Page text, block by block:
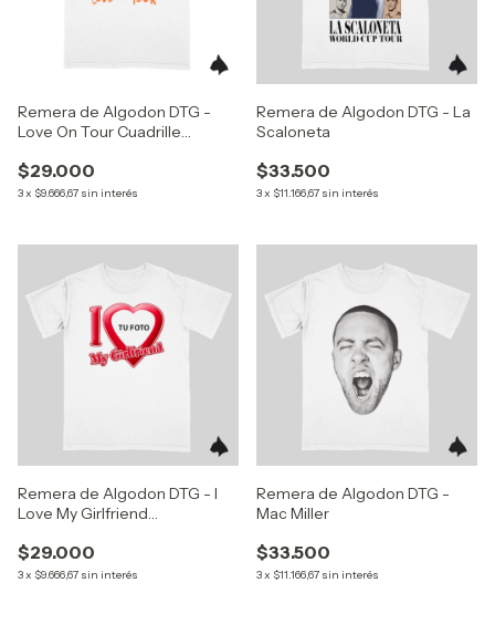
Remera de Algodon DTG -
Love On Tour Cuadrille
$29.000
3x $9.666,67 sin interés
Remera de Algodon DTG - La
Scaloneta
$33.500
3x $11.166,67 sin interés
Remera de Algodon DTG - I
Love My Girlfriend
$29.000
3x $9.666,67 sin interés
Remera de Algodon DTG -
Mac Miller
$33.500
3x $11.166,67 sin interés